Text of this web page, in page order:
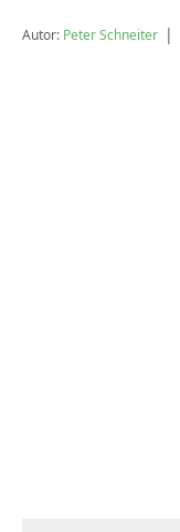
Autor: Peter Schneiter |